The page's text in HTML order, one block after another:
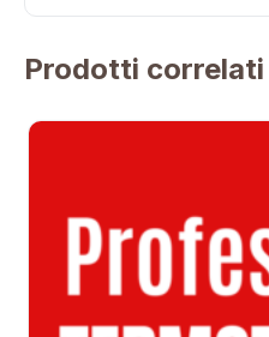
Prodotti correlati